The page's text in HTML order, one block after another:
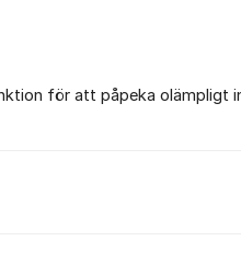
för att påpeka olämpligt